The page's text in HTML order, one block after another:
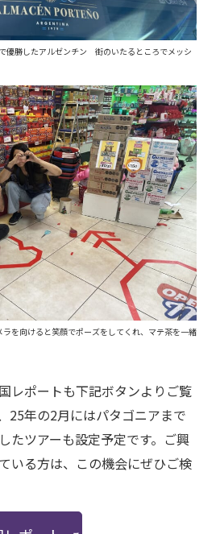
優勝したアルゼンチン 街のいたるところでメッシ
を向けると笑顔でポーズをしてくれ、マテ茶を一緒
レポートも下記ボタンよりご覧
25年の2月にはパタゴニアまで
たツアーも設定予定です。ご興
いる方は、この機会にぜひご検